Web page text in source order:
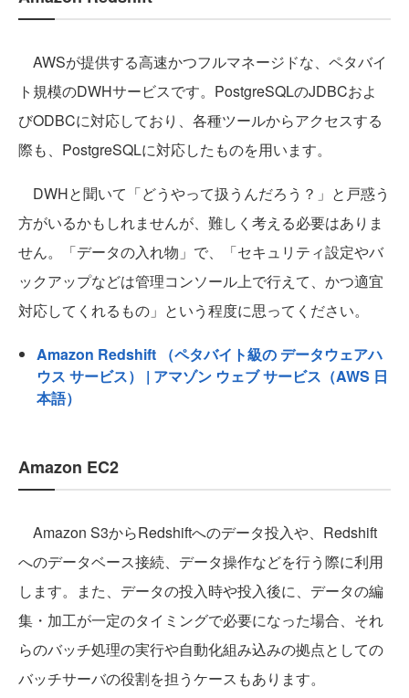
AWSが提供する高速かつフルマネージドな、ペタバイ
ト規模のDWHサービスです。PostgreSQLのJDBCおよ
びODBCに対応しており、各種ツールからアクセスする
際も、PostgreSQLに対応したものを用います。
DWHと聞いて「どうやって扱うんだろう？」と戸惑う
方がいるかもしれませんが、難しく考える必要はありま
せん。「データの入れ物」で、「セキュリティ設定やバ
ックアップなどは管理コンソール上で行えて、かつ適宜
対応してくれるもの」という程度に思ってください。
Amazon Redshift （ペタバイト級の データウェアハ
ウス サービス） | アマゾン ウェブ サービス（AWS 日
本語）
Amazon EC2
Amazon S3からRedshiftへのデータ投入や、Redshift
へのデータベース接続、データ操作などを行う際に利用
します。また、データの投入時や投入後に、データの編
集・加工が一定のタイミングで必要になった場合、それ
らのバッチ処理の実行や自動化組み込みの拠点としての
バッチサーバの役割を担うケースもあります。